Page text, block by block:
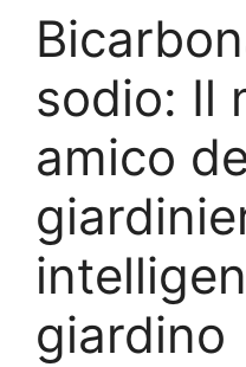
sodio: Il
amico
giardino